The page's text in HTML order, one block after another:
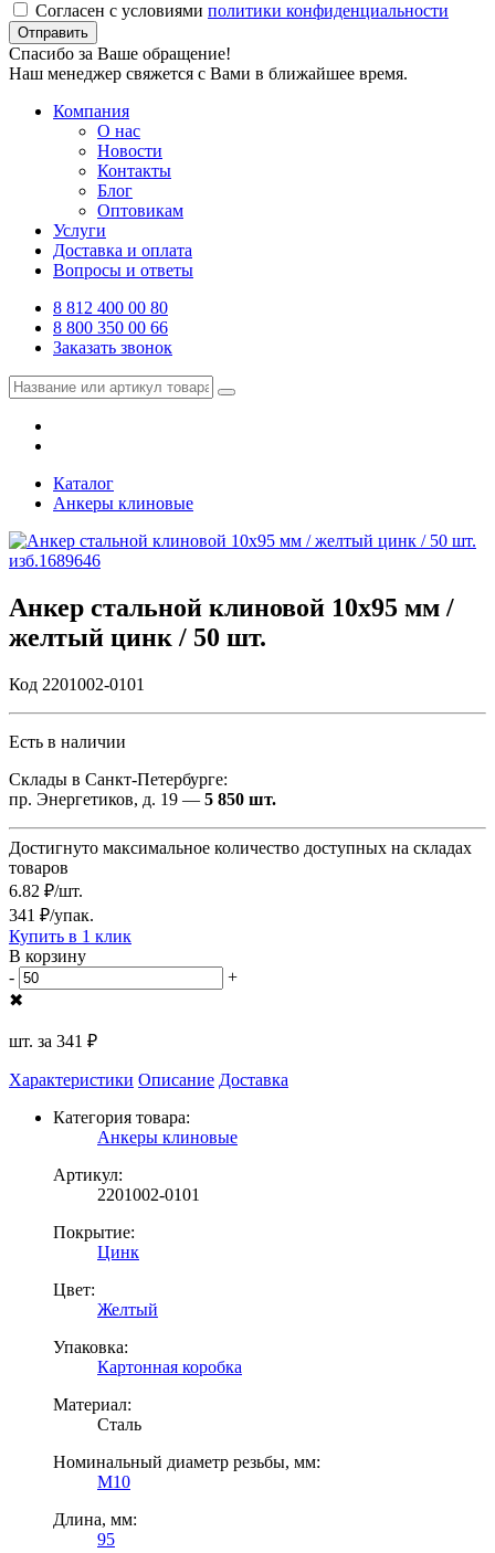
Согласен с условиями политики конфиденциальности
Отправить
Спасибо за Ваше обращение!
Наш менеджер свяжется с Вами в ближайшее время.
Компания
О нас
Новости
Контакты
Блог
Оптовикам
Услуги
Доставка и оплата
Вопросы и ответы
8 812 400 00 80
8 800 350 00 66
Заказать звонок
Каталог
Анкеры клиновые
Анкер стальной клиновой 10х95 мм /
желтый цинк / 50 шт.
Код 2201002-0101
Есть в наличии
Склады в Санкт-Петербурге:
пр. Энергетиков, д. 19 — 5 850 шт.
Достигнуто максимальное количество доступных на складах
товаров
6.82 ₽/шт.
341 ₽/упак.
Купить в 1 клик
В корзину
-
+
✖
шт. за 341 ₽
Характеристики Описание Доставка
Категория товара:
Анкеры клиновые
Артикул:
2201002-0101
Покрытие:
Цинк
Цвет:
Желтый
Упаковка:
Картонная коробка
Материал:
Сталь
Номинальный диаметр резьбы, мм:
М10
Длина, мм:
95